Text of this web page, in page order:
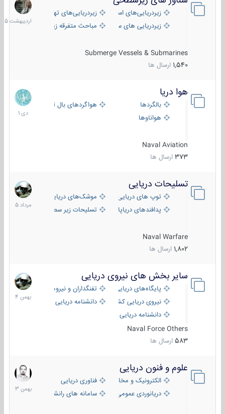
زیردریایی‌های استراتژیکزیردریایی‌های تهاجمی
زیردریایی های سبک
مباحث متفرقه زیرسطحی
Submerge Vessels & Submarines
1,540 ارسال ها
1405
هوا دریا
بالگردها
هواگردهای بال ثابت
هواناوها
Naval Aviation
373 ارسال ها
12
دی
1401
تسلیحات دریایی
توپ های دریایی
موشک‌های دریایی
پدافندهای دریاپایه
تسلیحات زیر سطحی
Naval Warfare
1,802 ارسال ها
2
مرداد
1405
سایر بخش های نیروی دریایی
پایگاه‌های دریایی
تفنگداران و نیروهای ویژه‌ی دریایی
نیروی دریایی کشورهای مختلفدانشنامه دریایی
دانشنامه دریایی کپی
Naval Force Others
583 ارسال ها
22
بهمن
1404
علوم و فنون دریایی
الکترونیک و مخابرات دریاییفناوری دریایی
دریانوردی عمومی
سامانه های رانشی دریایی
6
بهمن
1403